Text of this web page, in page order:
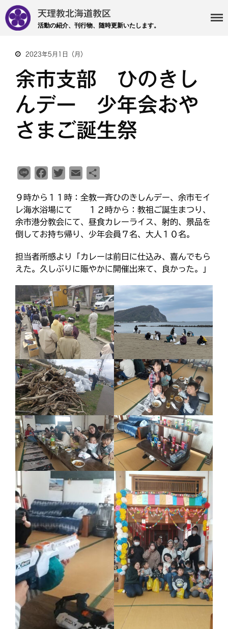
・布教部
・災救隊
・基礎講座
・記事投稿 社友ページ
・北海道教区報
最近の投稿
教区報623号 2026年8月号
2026年8月 教区長あいさつ
教区合唱団 コーラスフェステ
天塩支部 おつとめ総会
札幌東支部・婦人会合同総会
カテゴリー
meets あいさつ
おうた合唱団 にをいがけデー
ひのきしんデー
ふせこみひのきし
ん
ままっぷ
ようぼく一斉活動日
上川 余市 倶知安 八雲
函館 動画 北見 十勝
千恵広 南空知 天塩
天理時報 天龍 天龍支部
子ども食堂 宗谷 室蘭
富良野 小樽 教区報
教区祭
天理教北海道教区
活動の紹介、刊行物、随時更新いたします。
2023年5月1日（月）
余市支部 ひのきし
んデー 少年会おや
さまご誕生祭
n
e
c
e
b
o
o
k
i
t
t
e
r
a
l
９時から１１時：全教一斉ひのきしんデー、余市モイ
レ海水浴場にて １２時から：教祖ご誕生まつり、
余市港分教会にて、昼食カレーライス、射的、景品を
倒してお持ち帰り、少年会員７名、大人１０名。
担当者所感より「カレーは前日に仕込み、喜んでもら
えた。久しぶりに賑やかに開催出来て、良かった。」